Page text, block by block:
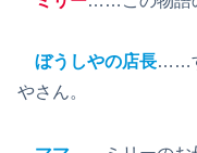
ぼうしやの店長……
やさん。